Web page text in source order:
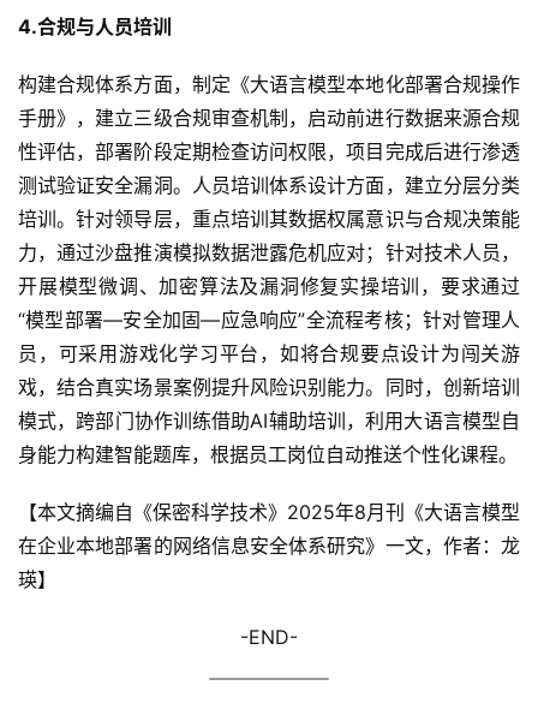
4.合规与人员培训
构建合规体系方面，制定《大语言模型本地化部署合规操作
手册》，建立三级合规审查机制，启动前进行数据来源合规
性评估，部署阶段定期检查访问权限，项目完成后进行渗透
测试验证安全漏洞。人员培训体系设计方面，建立分层分类
培训。针对领导层，重点培训其数据权属意识与合规决策能
力，通过沙盘推演模拟数据泄露危机应对；针对技术人员，
开展模型微调、加密算法及漏洞修复实操培训，要求通过
“模型部署—安全加固—应急响应”全流程考核；针对管理人
员，可采用游戏化学习平台，如将合规要点设计为闯关游
戏，结合真实场景案例提升风险识别能力。同时，创新培训
模式，跨部门协作训练借助AI辅助培训，利用大语言模型自
身能力构建智能题库，根据员工岗位自动推送个性化课程。
【本文摘编自《保密科学技术》2025年8月刊《大语言模型
在企业本地部署的网络信息安全体系研究》一文，作者：龙
瑛】
-END-